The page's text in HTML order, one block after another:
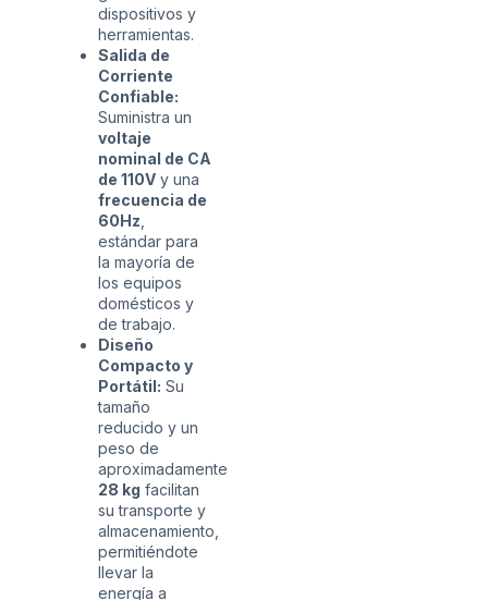
dispositivos y
herramientas.
Salida de
Corriente
Confiable:
Suministra un
voltaje
nominal de CA
de 110V y una
frecuencia de
60Hz
estándar para
la mayoría de
los equipos
domésticos y
de trabajo.
Diseño
Compacto y
Portátil: Su
tamaño
reducido y un
peso de
aproximadamente
28 kg facilitan
su transporte y
almacenamiento,
permitiéndote
llevar la
energía a